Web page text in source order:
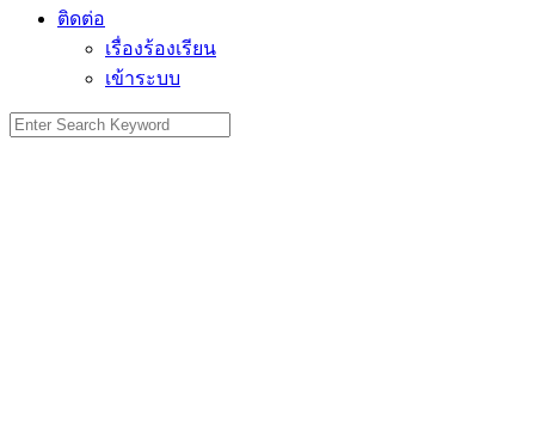
ติดต่อ
เรื่องร้องเรียน
เข้าระบบ
Search
for: